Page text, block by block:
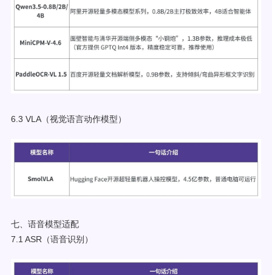
6.3 VLA（视觉语言动作模型）
七、语音模型适配
7.1 ASR（语音识别）